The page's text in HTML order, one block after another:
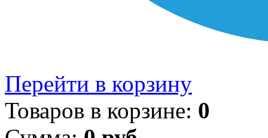
Перейти в корзину
Товаров в корзине: 0